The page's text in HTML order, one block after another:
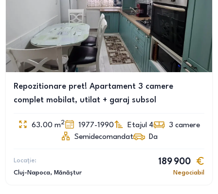
Repozitionare pret! Apartament 3 camere
complet mobilat, utilat + garaj subsol
63.00 m2 1977-1990 Etajul 4 3 camere
Semidecomandat
Da
Locație:
Cluj-Napoca, Mănăștur
189 900
Negociabil